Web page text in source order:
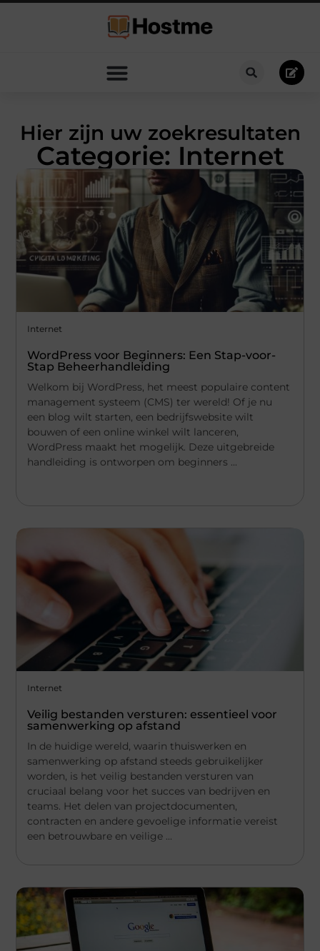
Hier zijn uw zoekresultaten
Categorie: Internet
Internet
WordPress voor Beginners: Een Stap-voor-
Stap Beheerhandleiding
Welkom bij WordPress, het meest populaire content
management systeem (CMS) ter wereld! Of je nu
een blog wilt starten, een bedrijfswebsite wilt
bouwen of een online winkel wilt lanceren,
WordPress maakt het mogelijk. Deze uitgebreide
handleiding is ontworpen om beginners ...
Internet
Veilig bestanden versturen: essentieel voor
samenwerking op afstand
In de huidige wereld, waarin thuiswerken en
samenwerking op afstand steeds gebruikelijker
worden, is het veilig bestanden versturen van
cruciaal belang voor het succes van bedrijven en
teams. Het delen van projectdocumenten,
contracten en andere gevoelige informatie vereist
een betrouwbare en veilige ...